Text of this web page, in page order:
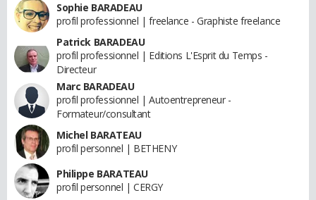
Sophie BARADEAU
profil professionnel | freelance - Graphiste freelance
Patrick BARADEAU
profil professionnel | Editions L'Esprit du Temps -
Directeur
Marc BARADEAU
profil professionnel | Autoentrepreneur -
Formateur/consultant
Michel BARATEAU
profil personnel | BETHENY
Philippe BARATEAU
profil personnel | CERGY